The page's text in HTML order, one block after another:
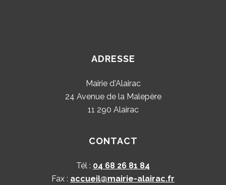
ADRESSE
Mairie d'Alairac
24 Avenue de la Malepère
11 290 Alairac
CONTACT
Tél : 04 68 26 81 84
Fax : accueil@mairie-alairac.fr